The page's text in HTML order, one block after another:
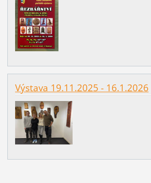
Výstava 19.11.2025 - 16.1.2026